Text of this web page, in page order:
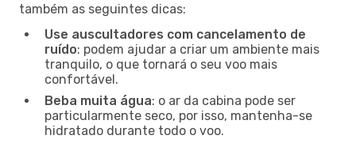
também as seguintes dicas:
Use auscultadores com cancelamento de
ruído: podem ajudar a criar um ambiente mais
tranquilo, o que tornará o seu voo mais
confortável.
Beba muita água: o ar da cabina pode ser
particularmente seco, por isso, mantenha-se
hidratado durante todo o voo.